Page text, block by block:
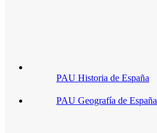
PAU Historia de España
PAU Geografía de España